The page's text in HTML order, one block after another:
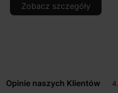
Zobacz szczegóły
Opinie naszych Klientów